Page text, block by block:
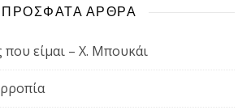
ΠΡΟΣΦΑΤΑ ΑΡΘΡΑ
που είμαι – Χ. Μπουκάι